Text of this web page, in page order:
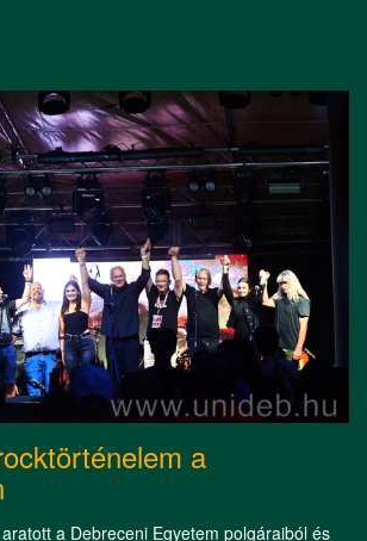
a
a Debreceni Egyetem polgáraiból és